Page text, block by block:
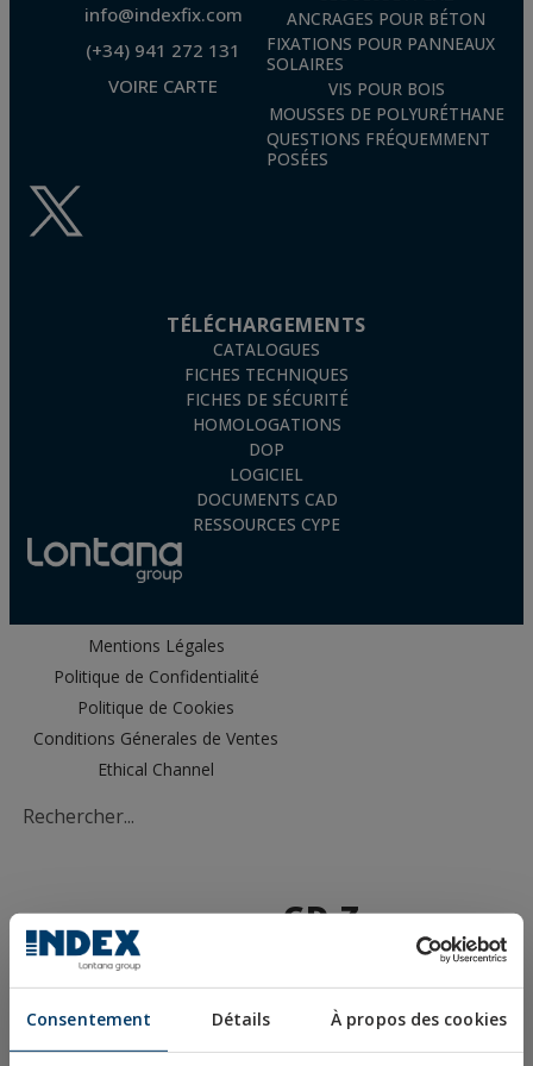
Consentement Détails À propos des cookies
info@indexfix.com
(+34) 941 272 131
VOIRE CARTE
ANCRAGES POUR BÉTON
FIXATIONS POUR PANNEAUX
SOLAIRES
VIS POUR BOIS
MOUSSES DE POLYURÉTHANE
QUESTIONS FRÉQUEMMENT
POSÉES
TÉLÉCHARGEMENTS
CATALOGUES
FICHES TECHNIQUES
FICHES DE SÉCURITÉ
HOMOLOGATIONS
DOP
LOGICIEL
DOCUMENTS CAD
RESSOURCES CYPE
Mentions Légales
Politique de Confidentialité
Politique de Cookies
Conditions Génerales de Ventes
Ethical Channel
GD-Z
GUIDE CÂBLE
DIN-6899/A